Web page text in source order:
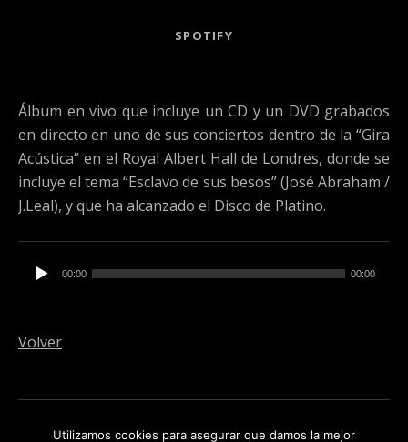
SPOTIFY
Álbum en vivo que incluye un CD y un DVD grabados
en directo en uno de sus conciertos dentro de la “Gira
Acústica” en el Royal Albert Hall de Londres, donde se
incluye el tema “Esclavo de sus besos” (José Abraham /
J.Leal), y que ha alcanzado el Disco de Platino.
00:00 00:00
Volver
Social Media Profilesinstagram
Spotify
Utilizamos cookies para asegurar que damos la mejor